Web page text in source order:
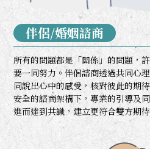
伴侶/婚姻諮商
所有的問題都是「關係」的問題，
要一同努力。伴侶諮商透過共同心
同說出心中的感受，核對彼此的期
安全的諮商架構下，專業的引導及
進而達到共識，建立更符合雙方期